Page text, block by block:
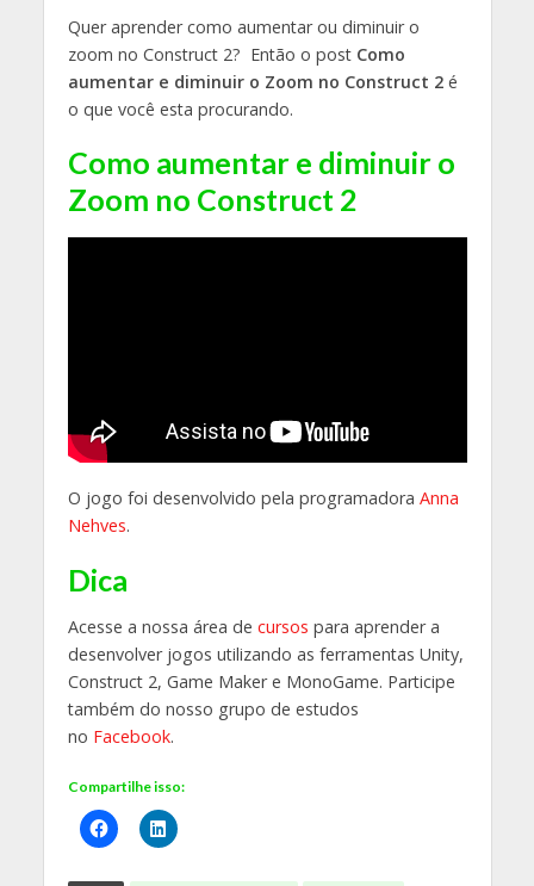
Quer aprender como aumentar ou diminuir o
zoom no Construct 2? Então o post Como
aumentar e diminuir o Zoom no Construct 2é
o que você esta procurando.
Como aumentar e diminuir o
Zoom no Construct 2
O jogo foi desenvolvido pela programadora Anna
Nehves.
Dica
Acesse a nossa área de cursos para aprender a
desenvolver jogos utilizando as ferramentas Unity,
Construct 2, Game Maker e MonoGame. Participe
também do nosso grupo de estudos
no Facebook.
Compartilhe isso: